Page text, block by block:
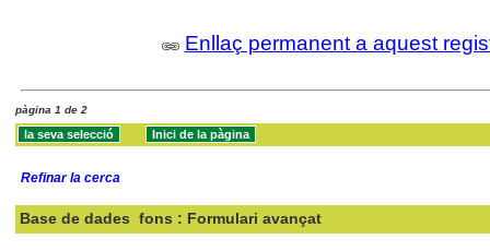
Enllaç permanent a aquest
pàgina 1 de 2
Refinar la cerca
Base de dades fons : Formulari avançat